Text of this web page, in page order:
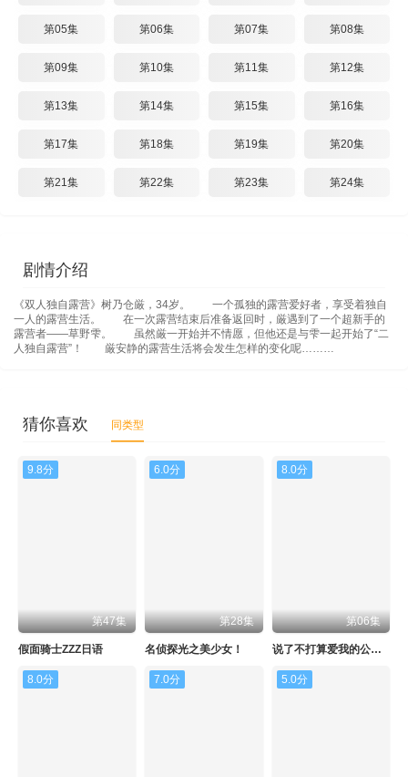
第05集 第06集 第07集 第08集
第09集 第10集 第11集 第12集
第13集 第14集 第15集 第16集
第17集 第18集 第19集 第20集
第21集 第22集 第23集 第24集
剧情介绍
《双人独自露营》树乃仓厳，34岁。 一个孤独的露营爱好者，享受着独自
一人的露营生活。 在一次露营结束后准备返回时，厳遇到了一个超新手的
露营者——草野雫。 虽然厳一开始并不情愿，但他还是与雫一起开始了“二
人独自露营”！ 厳安静的露营生活将会发生怎样的变化呢………
猜你喜欢 同类型
9.8分
第47集
假面骑士ZZZ日语
6.0分
第28集
名侦探光之美少女！
8.0分
第06集
说了不打算爱我的公爵继承人，不知为何对我宠爱有加
8.0分 7.0分 5.0分